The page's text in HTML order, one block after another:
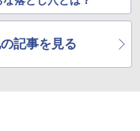
記事を見る